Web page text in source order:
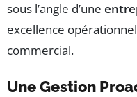
sous l’angle d’une
excellence
commercial.
Une Gestion